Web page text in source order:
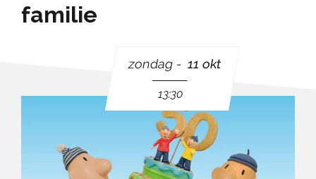
familie
zondag 11 okt
13:30